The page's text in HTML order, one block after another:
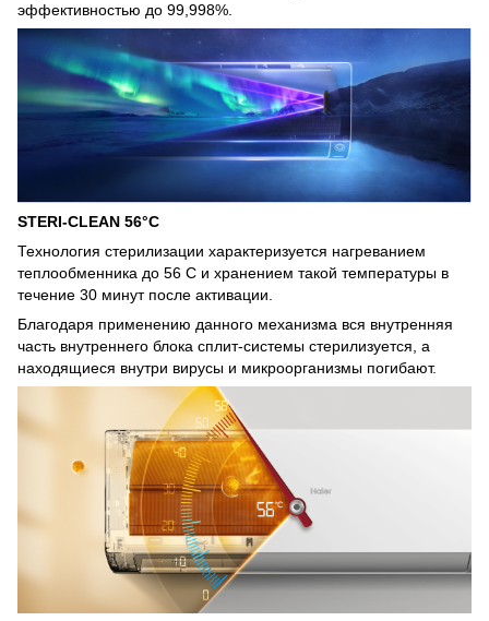
эффективностью до 99,998%.
STERI-CLEAN 56°C
Технология стерилизации характеризуется нагреванием
теплообменника до 56 С и хранением такой температуры в
течение 30 минут после активации.
Благодаря применению данного механизма вся внутренняя
часть внутреннего блока сплит-системы стерилизуется, а
находящиеся внутри вирусы и микроорганизмы погибают.